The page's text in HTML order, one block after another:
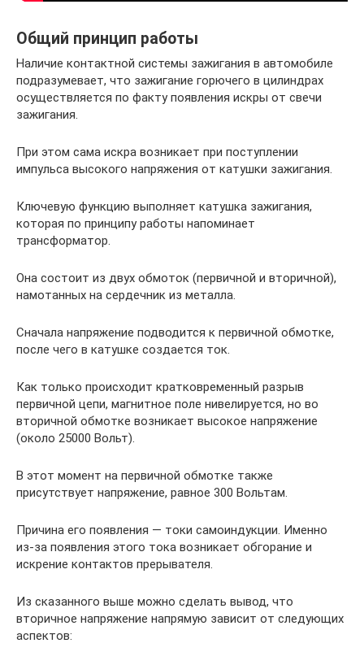
Общий принцип работы
Наличие контактной системы зажигания в автомобиле
подразумевает, что зажигание горючего в цилиндрах
осуществляется по факту появления искры от свечи
зажигания.
При этом сама искра возникает при поступлении
импульса высокого напряжения от катушки зажигания.
Ключевую функцию выполняет катушка зажигания,
которая по принципу работы напоминает
трансформатор.
Она состоит из двух обмоток (первичной и вторичной),
намотанных на сердечник из металла.
Сначала напряжение подводится к первичной обмотке,
после чего в катушке создается ток.
Как только происходит кратковременный разрыв
первичной цепи, магнитное поле нивелируется, но во
вторичной обмотке возникает высокое напряжение
(около 25000 Вольт).
В этот момент на первичной обмотке также
присутствует напряжение, равное 300 Вольтам.
Причина его появления — токи самоиндукции. Именно
из-за появления этого тока возникает обгорание и
искрение контактов прерывателя.
Из сказанного выше можно сделать вывод, что
вторичное напряжение напрямую зависит от следующих
аспектов: